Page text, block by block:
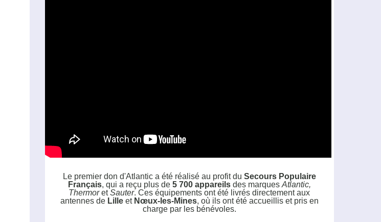
Le premier don d'Atlantic a été réalisé au profit du Secours Populaire
Français, qui a reçu plus de 5 700 appareilsdes marques Atlantic,
ThermoretSauter. Ces équipements ont été livrés directement aux
antennes de Lilleet Nœux-les-Mines, où ils ont été accueillis et pris en
charge par les bénévoles.